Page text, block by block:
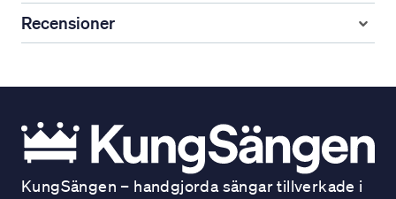
Recensioner
KungSängen – handgjorda sängar tillverkade i